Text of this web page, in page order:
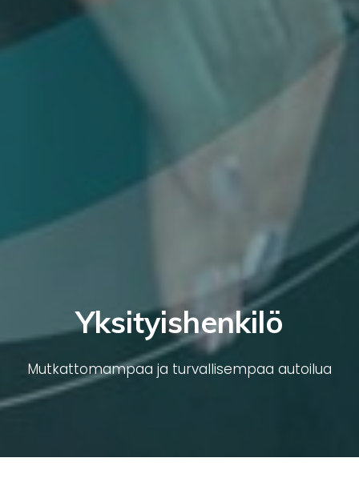
Yksityishenkilö
Mutkattomampaa ja turvallisempaa autoilua